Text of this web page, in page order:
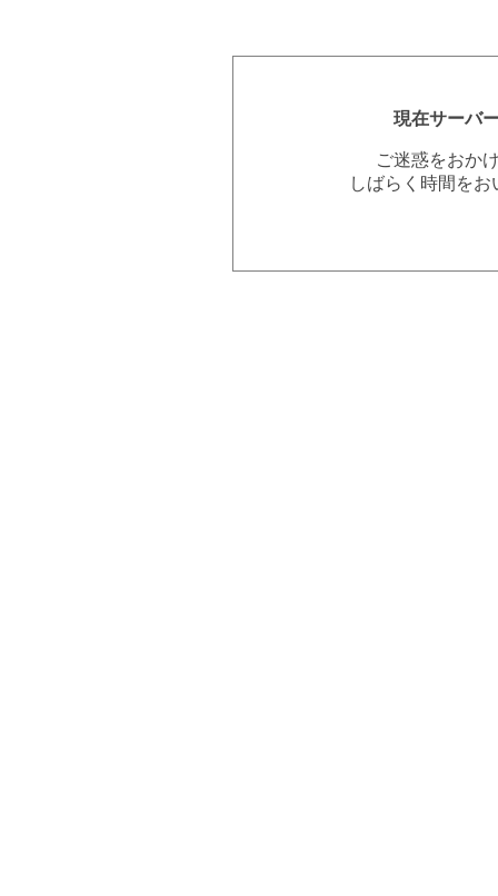
現在サーバ
ご迷惑をおか
しばらく時間を